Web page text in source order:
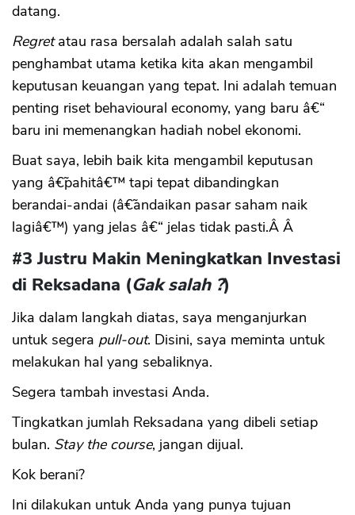
datang.
Regretatau rasa bersalah adalah salah satu
penghambat utama ketika kita akan mengambil
keputusan keuangan yang tepat. Ini adalah temuan
penting riset behavioural economy, yang baru â€“
baru ini memenangkan hadiah nobel ekonomi.
Buat saya, lebih baik kita mengambil keputusan
yang â€˜pahitâ€™ tapi tepat dibandingkan
berandai-andai (â€˜andaikan pasar saham naik
lagiâ€™) yang jelas â€“ jelas tidak pasti.Â Â
#3 Justru Makin Meningkatkan Investasi
di Reksadana (Gak salah ?)
Jika dalam langkah diatas, saya menganjurkan
untuk segera pull-out. Disini, saya meminta untuk
melakukan hal yang sebaliknya.
Segera tambah investasi Anda.
Tingkatkan jumlah Reksadana yang dibeli setiap
bulan. Stay the course, jangan dijual.
Kok berani?
Ini dilakukan untuk Anda yang punya tujuan